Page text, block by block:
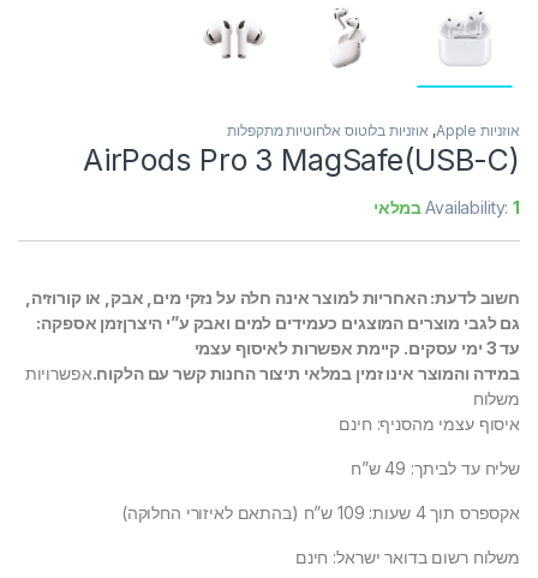
אוזניות Apple , אוזניות בלוטוס אלחוטיות מתקפלות
AirPods Pro 3 MagSafe(USB-C)
Availability:1 במלאי
חשוב לדעת: האחריות למוצר אינה חלה על נזקי מים, אבק, או קורוזיה,
גם לגבי מוצרים המוצגים כעמידים למים ואבק ע”י היצרןזמן אספקה:
עד 3 ימי עסקים. קיימת אפשרות לאיסוף עצמי
במידה והמוצר אינו זמין במלאי תיצור החנות קשר עם הלקוח.אפשרויות
משלוח
איסוף עצמי מהסניף: חינם
שליח עד לביתך: 49 ש”ח
אקספרס תוך 4 שעות: 109 ש”ח (בהתאם לאיזורי החלוקה)
משלוח רשום בדואר ישראל: חינם